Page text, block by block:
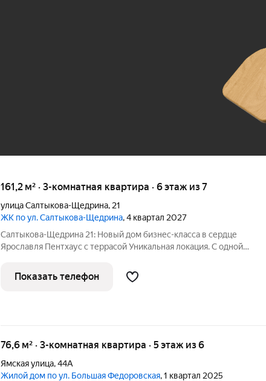
161,2 м² · 3-комнатная квартира · 6 этаж из 7
улица Салтыкова-Щедрина, 21
ЖК по ул. Салтыкова-Щедрина, 4 квартал 2027
Салтыкова-Щедрина 21: Новый дом бизнес-класса в сердце
Ярославля Пентхаус с террасой Уникальная локация. С одной
центральных улиц. Здесь вы найдете лучшие рестораны,
концертный зал Миллениум,
Показать телефон
76,6 м² · 3-комнатная квартира · 5 этаж из 6
Ямская улица,44А
Жилой дом по ул. Большая Федоровская, 1 квартал 2025